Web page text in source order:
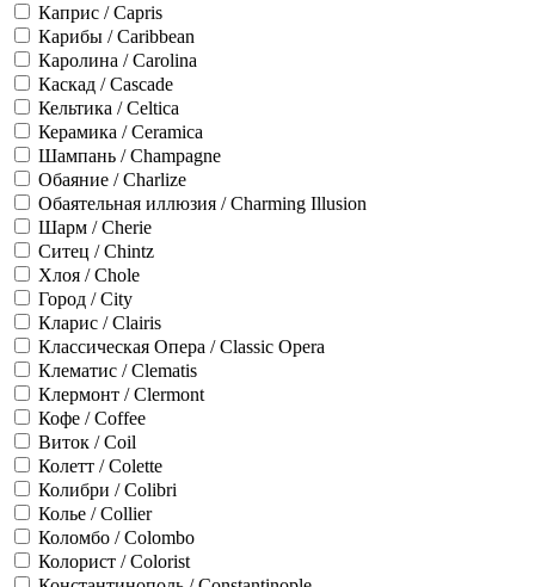
Каприс / Capris
Карибы / Caribbean
Каролина / Carolina
Каскад / Cascade
Кельтика / Celtica
Керамика / Ceramica
Шампань / Champagne
Обаяние / Charlize
Обаятельная иллюзия / Charming Illusion
Шарм / Cherie
Ситец / Chintz
Хлоя / Chole
Город / City
Кларис / Clairis
Классическая Опера / Classic Opera
Клематис / Clematis
Клермонт / Clermont
Кофе / Coffee
Виток / Coil
Колетт / Colette
Колибри / Colibri
Колье / Collier
Коломбо / Colombo
Колорист / Colorist